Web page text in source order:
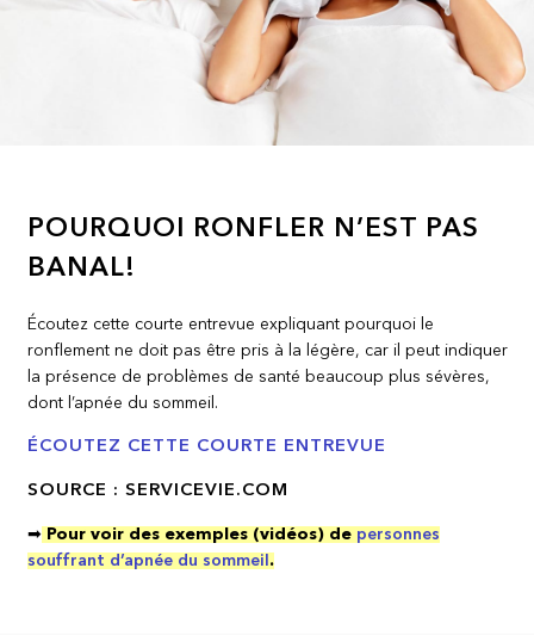
POURQUOI RONFLER N’EST PAS
BANAL!
Écoutez cette courte entrevue expliquant pourquoi le
ronflement ne doit pas être pris à la légère, car il peut indiquer
la présence de problèmes de santé beaucoup plus sévères,
dont l’apnée du sommeil.
ÉCOUTEZ CETTE COURTE ENTREVUE
SOURCE : SERVICEVIE.COM
➡ Pour voir des exemples (vidéos) de personnes
souffrant d’apnée du sommeil .